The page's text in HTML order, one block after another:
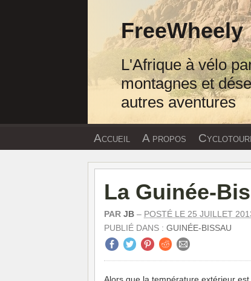
FreeWheely
L'Afrique à vélo
montagnes et
autres aventures
Accueil A propos
La Guinée-
PAR JB – POSTÉ LE 25 JUILLET
PUBLIÉ DANS : GUINÉE-BISSAU
Alors que la température extérieur